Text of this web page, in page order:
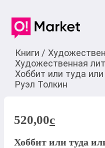
Книги /
Художественная
Хоббит или туда
Руэл Толкин
520,00c
Хоббит или туда